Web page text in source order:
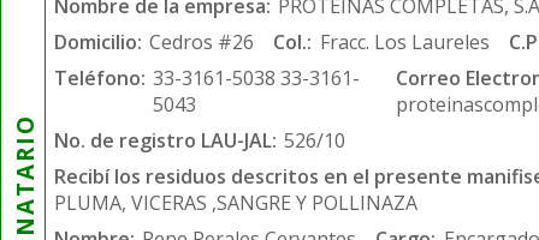
Nombre de la empresa: PROTEINAS COMPLETAS,
Domicilio: Cedros #26 Col.: Fracc. Los Laureles
Teléfono: 33-3161-5038 33-3161-
5043
Correo
No. de registro LAU-JAL: 526/10
Recibí los residuos descritos en el presente
PLUMA, VICERAS ,SANGRE Y POLLINAZA